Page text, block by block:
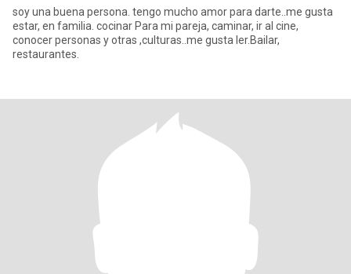
soy una buena persona. tengo mucho amor para darte..me gusta
estar, en familia. cocinar Para mi pareja, caminar, ir al cine,
conocer personas y otras ,culturas..me gusta ler.Bailar,
restaurantes.